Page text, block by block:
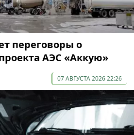
переговоры о
АЭС «Аккую»
07 АВГУСТА 2026 22:26